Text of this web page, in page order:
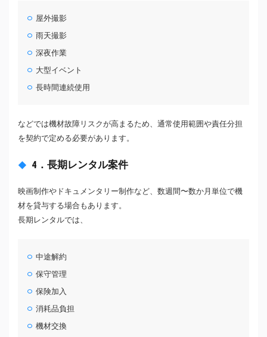
屋外撮影
雨天撮影
深夜作業
大型イベント
長時間連続使用
などでは機材故障リスクが高まるため、通常使用範囲や責任分担
を契約で定める必要があります。
4．長期レンタル案件
映画制作やドキュメンタリー制作など、数週間〜数か月単位で機
材を貸与する場合もあります。
長期レンタルでは、
中途解約
保守管理
保険加入
消耗品負担
機材交換